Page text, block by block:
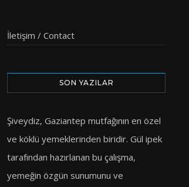
İletişim / Contact
SON YAZILAR
Şiveydiz, Gaziantep mutfağının en özel
ve köklü yemeklerinden biridir. Gül ipek
tarafından hazırlanan bu çalışma,
yemeğin özgün sunumunu ve